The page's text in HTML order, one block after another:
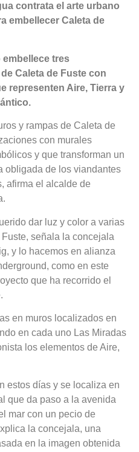
contrata el arte urbano
embellecer Caleta de
embellece tres
Caleta de Fuste con
representen Aire, Tierra y
y rampas de Caleta de
con murales
y que transforman un
obligada de los viandantes
afirma el alcalde de
dar luz y color a varias
señala la concejala
y lo hacemos en alianza
como en este
que ha recorrido el
en muros localizados en
en cada uno Las Miradas
los elementos de Aire,
estos días y se localiza en
que da paso a la avenida
mar con un pecio de
la concejala, una
en la imagen obtenida